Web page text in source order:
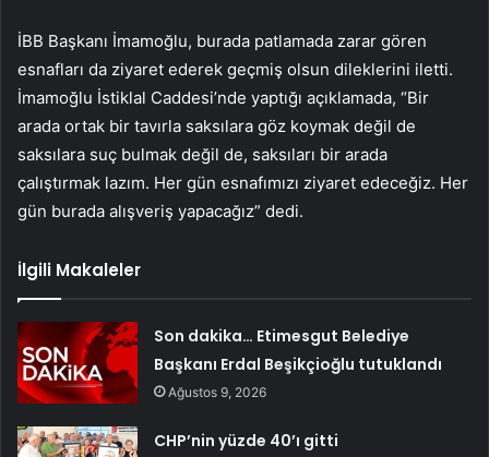
İBB Başkanı İmamoğlu, burada patlamada zarar gören
esnafları da ziyaret ederek geçmiş olsun dileklerini iletti.
İmamoğlu İstiklal Caddesi’nde yaptığı açıklamada, “Bir
arada ortak bir tavırla saksılara göz koymak değil de
saksılara suç bulmak değil de, saksıları bir arada
çalıştırmak lazım. Her gün esnafımızı ziyaret edeceğiz. Her
gün burada alışveriş yapacağız” dedi.
İlgili Makaleler
Son dakika… Etimesgut Belediye
Başkanı Erdal Beşikçioğlu tutuklandı
Ağustos 9, 2026
CHP’nin yüzde 40’ı gitti